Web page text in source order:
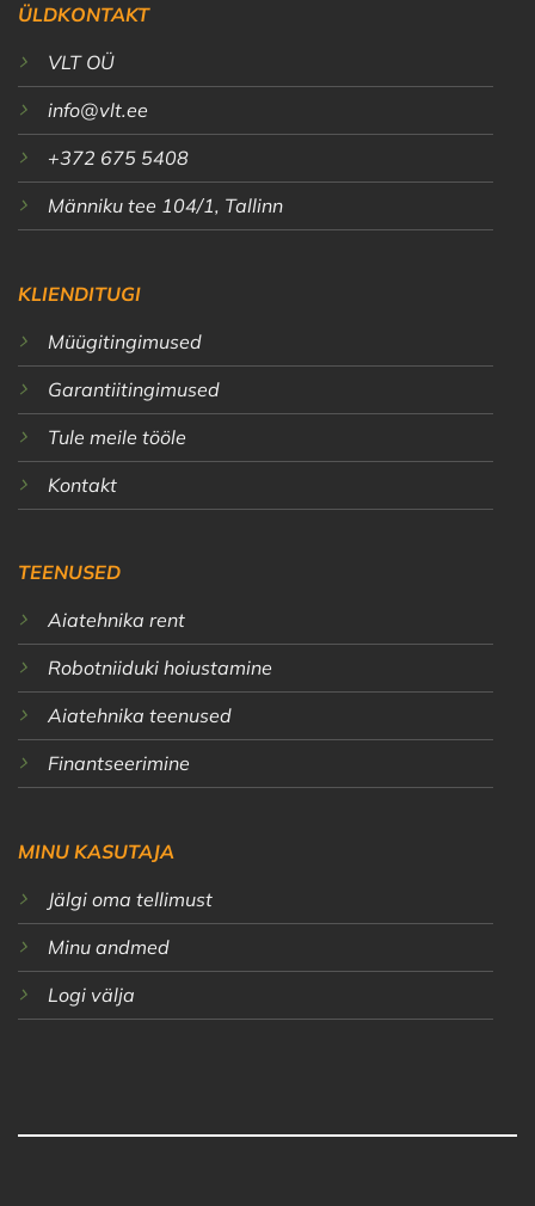
ÜLDKONTAKT
VLT OÜ
info@vlt.ee
+372 675 5408
Männiku tee 104/1, Tallinn
KLIENDITUGI
Müügitingimused
Garantiitingimused
Tule meile tööle
Kontakt
TEENUSED
Aiatehnika rent
Robotniiduki hoiustamine
Aiatehnika teenused
Finantseerimine
MINU KASUTAJA
Jälgi oma tellimust
Minu andmed
Logi välja